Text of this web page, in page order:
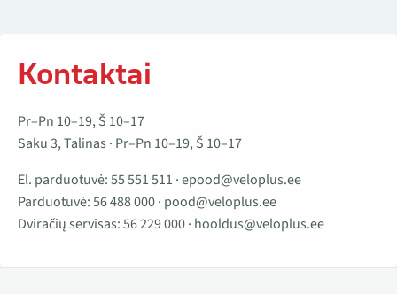
Kontaktai
Pr–Pn 10–19, Š 10–17
Saku 3, Talinas · Pr–Pn 10–19, Š 10–17
El. parduotuvė:55 551 511 ·epood@veloplus.ee
Parduotuvė:56 488 000· pood@veloplus.ee
Dviračių servisas:56 229 000· hooldus@veloplus.ee